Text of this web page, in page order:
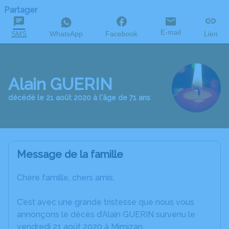
Partager
SMS WhatsApp Facebook E-mail Lien
Alain GUERIN
décédé le 21 août 2020 à l'âge de 71 ans
Message de la famille
Chère famille, chers amis,
C’est avec une grande tristesse que nous vous
annonçons le décès d’Alain GUERIN survenu le
vendredi 21 août 2020 à Mimizan.